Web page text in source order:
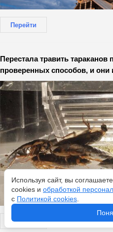
Перейти
Перестала травить
проверенных способов, и они
Перейти
Используя сайт, вы
cookies и обработкой
с Политикой cookies